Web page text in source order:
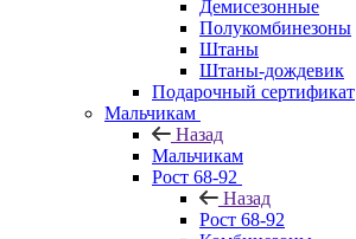
Демисезонные
Полукомбинезоны
Штаны
Штаны-дождевик
Подарочный сертификат
Мальчикам
Назад
Мальчикам
Рост 68-92
Назад
Рост 68-92